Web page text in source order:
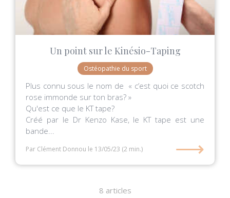
Un point sur le Kinésio-Taping
Ostéopathie du sport
Plus connu sous le nom de « c’est quoi ce scotch
rose immonde sur ton bras? »
Qu'est ce que le KT tape?
Créé par le Dr Kenzo Kase, le KT tape est une
bande...
Par Clément Donnou le 13/05/23 (2 min.) ⟶
8 articles